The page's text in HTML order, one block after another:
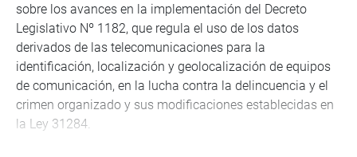
sobre los avances en la implementación del Decreto
Legislativo Nº 1182, que regula el uso de los datos
derivados de las telecomunicaciones para la
identificación, localización y geolocalización de equipos
de comunicación, en la lucha contra la delincuencia y el
crimen organizado y sus modificaciones establecidas en
la Ley 31284.